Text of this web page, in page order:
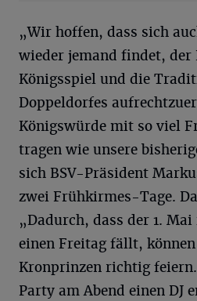
„Wir hoffen, dass sich
wieder jemand findet, der
Königsspiel und die
Doppeldorfes
Königswürde mit so viel
tragen wie unsere
sich BSV-Präsident
zwei Frühkirmes-Tage.
„Dadurch, dass der 1.
einen Freitag fällt,
Kronprinzen richtig
Party am Abend einen DJ